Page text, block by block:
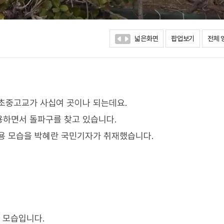
넓은화면 팝업보기 전체
중고교가 사십여 곳이나 되는데요.
면서 돌파구를 찾고 있습니다.
모습을 박혜란 국민기자가 취재했습니다.
습입니다.